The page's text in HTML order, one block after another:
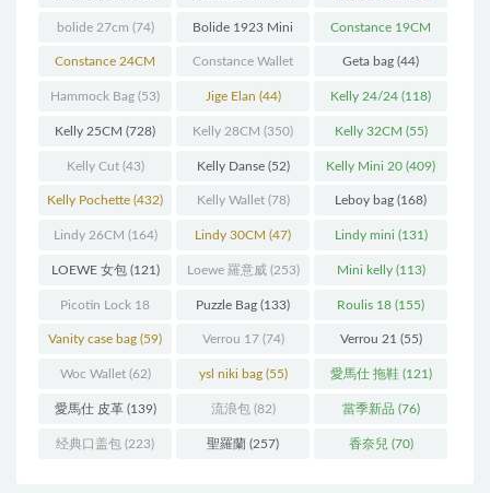
bolide 27cm (74) Bolide 1923 Mini
(93)
Constance 19CM
(571)
Constance 24CM
(216)
Constance Wallet
(60)
Geta bag (44)
Hammock Bag (53) Jige Elan (44) Kelly 24/24 (118)
Kelly 25CM (728) Kelly 28CM (350) Kelly 32CM (55)
Kelly Cut(43) Kelly Danse(52) Kelly Mini 20 (409)
Kelly Pochette (432) Kelly Wallet(78) Leboy bag (168)
Lindy 26CM (164) Lindy 30CM (47) Lindy mini (131)
LOEWE 女包(121) Loewe 羅意威(253) Mini kelly(113)
Picotin Lock 18
(202)
Puzzle Bag (133) Roulis 18 (155)
Vanity case bag (59) Verrou 17(74) Verrou 21 (55)
Woc Wallet(62) ysl niki bag(55) 愛馬仕 拖鞋(121)
愛馬仕 皮革(139) 流浪包(82) 當季新品 (76)
经典口盖包 (223) 聖羅蘭 (257) 香奈兒 (70)